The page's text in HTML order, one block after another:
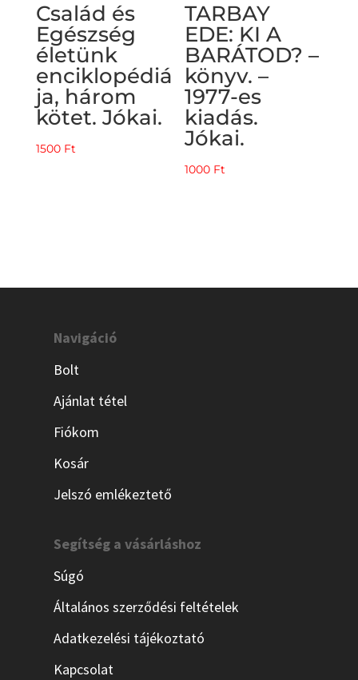
Család és
Egészség
életünk
enciklopédiá
ja, három
kötet. Jókai.
1500 Ft
TARBAY
EDE: KI A
BARÁTOD? –
könyv. –
1977-es
kiadás.
Jókai.
1000 Ft
Navigáció
Bolt
Ajánlat tétel
Fiókom
Kosár
Jelszó emlékeztető
Segítség a vásárláshoz
Súgó
Általános szerződési feltételek
Adatkezelési tájékoztató
Kapcsolat